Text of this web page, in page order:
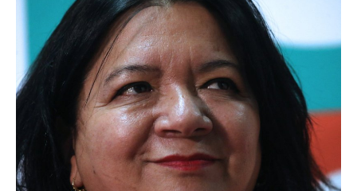
Cultura
Programas Radio y TV Usach